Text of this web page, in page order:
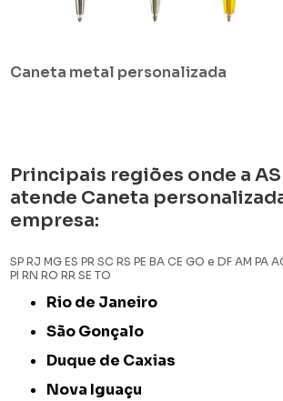
Caneta metal personalizada
Principais regiões onde a
atende Caneta
empresa:
SP RJ MG ES PR SC RS PE BA CE GO e DF AM PA
PI RN RO RR SE TO
Rio de Janeiro
São Gonçalo
Duque de Caxias
Nova Iguaçu